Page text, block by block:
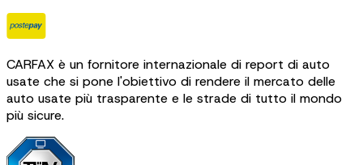
CARFAX è un fornitore internazionale di report di auto
usate che si pone l'obiettivo di rendere il mercato delle
auto usate più trasparente e le strade di tutto il mondo
più sicure.